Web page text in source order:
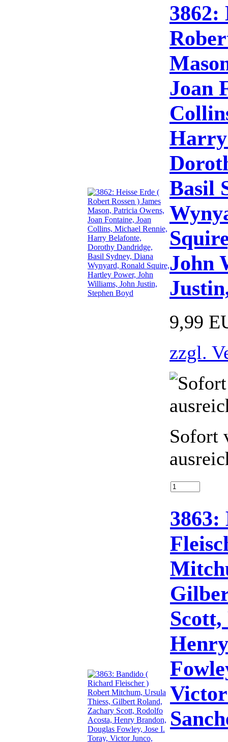
3862:
Joan
Harry
Basil
John
9,99
zzgl.
Sofort